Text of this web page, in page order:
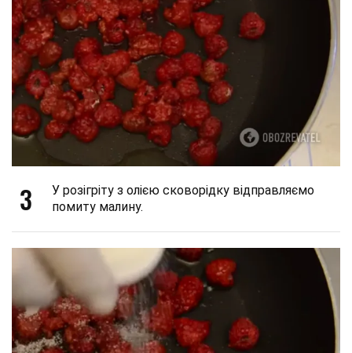
3
У розігріту з олією сковорідку відправляємо
помиту малину.